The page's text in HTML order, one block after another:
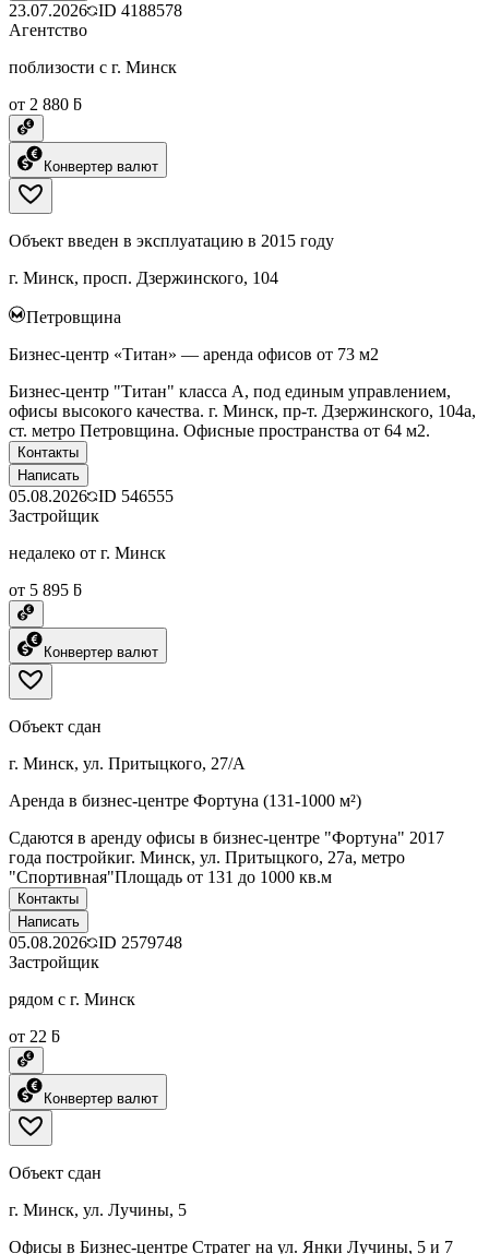
23.07.2026 ID 4188578
Агентство
поблизости с г. Минск
от 2 880 ƃ
Конвертер валют
Объект введен в эксплуатацию в 2015 году
г. Минск, просп. Дзержинского, 104
Петровщина
Бизнес-центр «Титан» — аренда офисов от 73 м2
Бизнес-центр "Титан" класса А, под единым управлением,
офисы высокого качества. г. Минск, пр-т. Дзержинского, 104а,
ст. метро Петровщина. Офисные пространства от 64 м2.
Контакты
Написать
05.08.2026 ID 546555
Застройщик
недалеко от г. Минск
от 5 895 ƃ
Конвертер валют
Объект сдан
г. Минск, ул. Притыцкого, 27/А
Аренда в бизнес-центре Фортуна (131-1000 м²)
Сдаются в аренду офисы в бизнес-центре "Фортуна" 2017
года постройкиг. Минск, ул. Притыцкого, 27а, метро
"Спортивная"Площадь от 131 до 1000 кв.м
Контакты
Написать
05.08.2026 ID 2579748
Застройщик
рядом с г. Минск
от 22 ƃ
Конвертер валют
Объект сдан
г. Минск, ул. Лучины, 5
Офисы в Бизнес-центре Стратег на ул. Янки Лучины, 5 и 7